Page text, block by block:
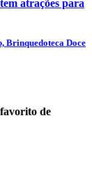
atrações para
Brinquedoteca Doce
de